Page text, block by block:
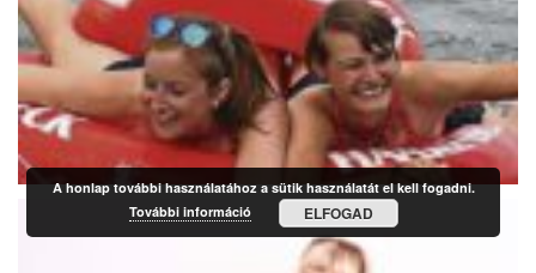
A honlap további használatához a sütik használatát el kell fogadni.
További információ
ELFOGAD